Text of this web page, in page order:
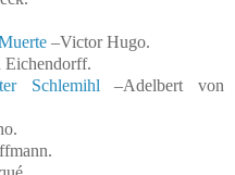
–Victor Hugo.
Eichendorff.
Schlemihl
–Adelbert von